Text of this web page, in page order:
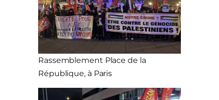
Rassemblement Place de la
République, à Paris